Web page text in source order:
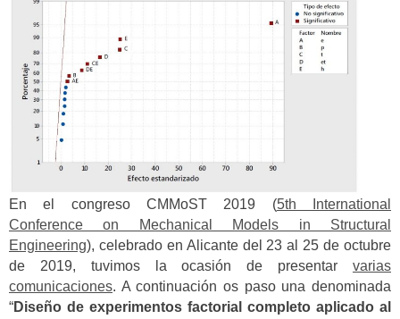
En el congreso CMMoST 2019 (5th International
Conference on Mechanical Models in Structural
Engineering), celebrado en Alicante del 23 al 25 de octubre
de 2019, tuvimos la ocasión de presentar varias
comunicaciones. A continuación os paso una denominada
“Diseño de experimentos factorial completo aplicado al